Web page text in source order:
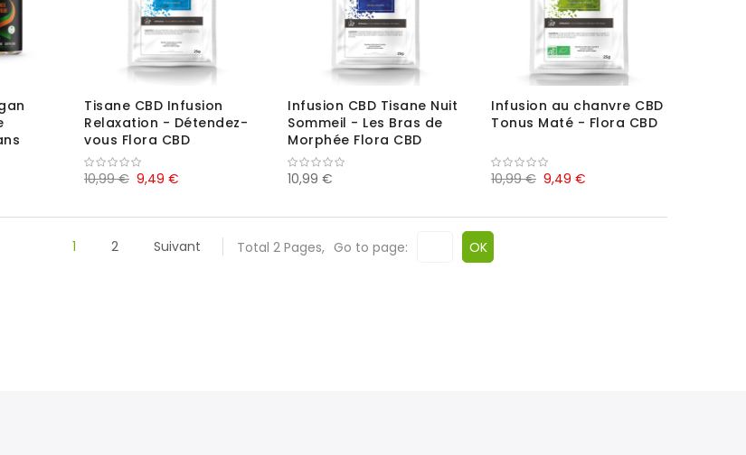
Tisane CBD Infusion
Relaxation - Détendez-
vous Flora CBD
9,49 €
10,99 €
Infusion CBD Tisane Nuit
Sommeil - Les Bras de
Morphée Flora CBD
10,99 €
Infusion au chanvre CBD
Tonus Maté - Flora CBD
9,49 €
10,99 €
1 2 Suivant Total 2 Pages, Go to page: OK